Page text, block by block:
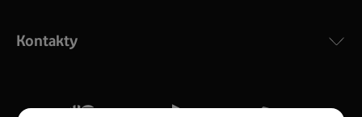
silný signál pro celou domácnost. Kompaktní rozměry 21
Více o COMPAL CH7465VF
Kontakty